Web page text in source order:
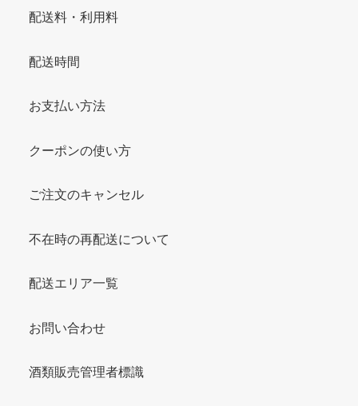
配送料・利用料
配送時間
お支払い方法
クーポンの使い方
ご注文のキャンセル
不在時の再配送について
配送エリア一覧
お問い合わせ
酒類販売管理者標識